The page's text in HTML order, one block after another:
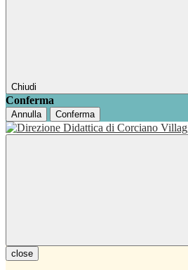
Chiudi
Conferma
Annulla Conferma
close